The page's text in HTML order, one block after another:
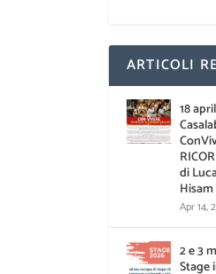
ARTICOLI
18
di
Apr 14,
2 e 3
Stage